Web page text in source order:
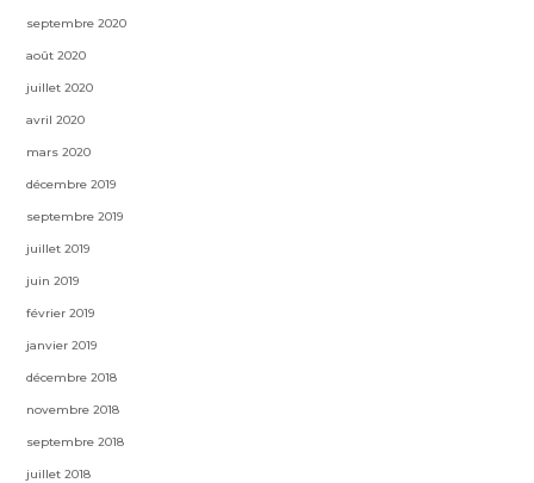
septembre 2020
août 2020
juillet 2020
avril 2020
mars 2020
décembre 2019
septembre 2019
juillet 2019
juin 2019
février 2019
janvier 2019
décembre 2018
novembre 2018
septembre 2018
juillet 2018